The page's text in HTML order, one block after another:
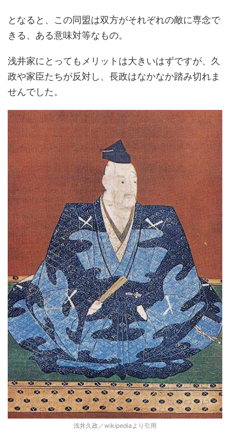
となると、この同盟は双方がそれぞれの敵に専念で
きる、ある意味対等なもの。
浅井家にとってもメリットは大きいはずですが、久
政や家臣たちが反対し、長政はなかなか踏み切れま
せんでした。
浅井久政／wikipediaより引用